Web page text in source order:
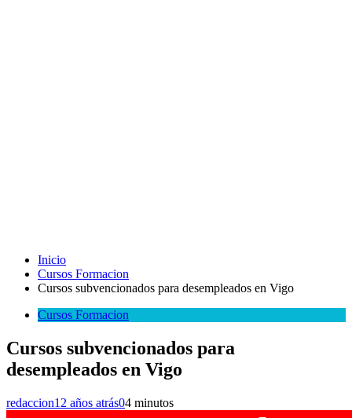
Inicio
Cursos Formacion
Cursos subvencionados para desempleados en Vigo
Cursos Formacion
Cursos subvencionados para
desempleados en Vigo
redaccion12 años atrás04 minutos